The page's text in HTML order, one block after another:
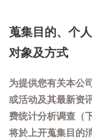
蒐集目的、个
对象及方式
为提供您有关本公
或活动及其最新资
费统计分析调查（
将於上开蒐集目的